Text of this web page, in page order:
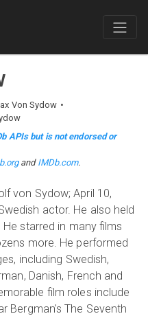
Von Sydow
APIs but is not endorsed or
and IMDb.com.
von Sydow; April 10,
actor. He also held
starred in many films
more. He performed
including Swedish,
Danish, French and
film roles include
Bergman's The Seventh